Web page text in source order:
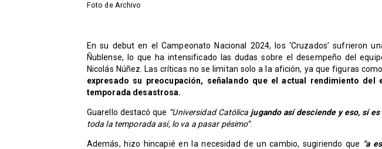
Foto de Archivo
​En su debut en el Campeonato Nacional 2024, los ‘Cruzados’ sufrieron
Ñublense, lo que ha intensificado las dudas sobre el desempeño del
Nicolás Núñez. Las críticas no se limitan solo a la afición, ya que figuras como
expresado su preocupación, señalando que el actual rendimiento del
temporada desastrosa.
​Guarello destacó que “Universidad Católica jugando así desciende y eso, sí es
toda la temporada así, lo va a pasar pésimo”.
Además, hizo hincapié en la necesidad de un cambio, sugiriendo que "a